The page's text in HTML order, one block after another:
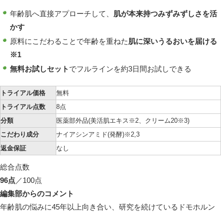
年齢肌へ直接アプローチして、 肌が本来持つみずみずしさを活
かす
原料にこだわることで年齢を重ねた肌に深いうるおいを届ける
※1
無料お試しセット でフルラインを約3日間お試しできる
トライアル価格
無料
トライアル点数
8点
分類
医薬部外品(美活肌エキス ※2 、クリーム20※3)
こだわり成分
ナイアシンアミド(発酵)※2,3
返金保証
なし
総合点数
96点／100点
編集部からのコメント
年齢肌の悩みに45年以上向き合い、研究を続けているドモホルン